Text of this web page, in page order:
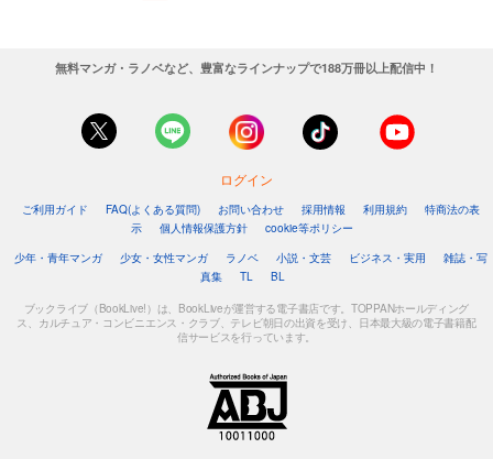
無料マンガ・ラノベなど、豊富なラインナップで188万冊以上配信中！
ログイン
ご利用ガイド FAQ(よくある質問) お問い合わせ 採用情報 利用規約
特商法の表
示
個人情報保護方針
cookie等ポリシー
少年・青年マンガ
少女・女性マンガ ラノベ 小説・文芸 ビジネス・実用
雑誌・写
真集
TL BL
ブックライブ（BookLive!）は、BookLiveが運営する電子書店です。TOPPANホールディング
ス、カルチュア・コンビニエンス・クラブ、テレビ朝日の出資を受け、日本最大級の電子書籍配
信サービスを行っています。